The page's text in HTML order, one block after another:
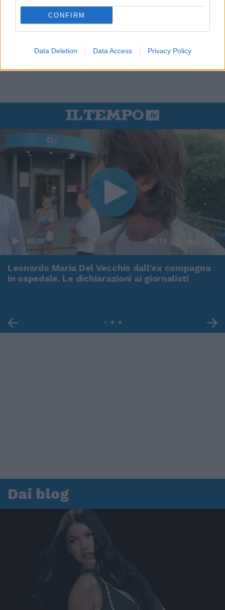
CONFIRM
Data Deletion Data Access Privacy Policy
00:00 01:16
Leonardo Maria Del Vecchio dall'ex compagna
in ospedale. Le dichiarazioni ai giornalisti
Dai blog